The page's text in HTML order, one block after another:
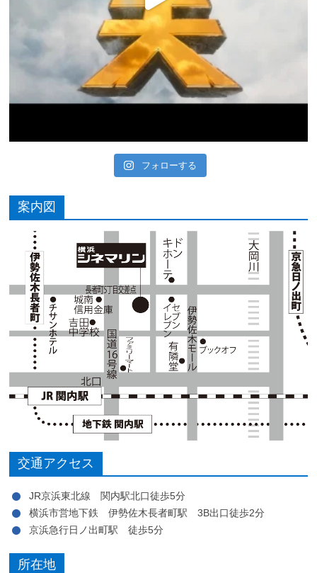
フォローする
案内図
交通アクセス
JR京浜東北線 関内駅北口徒歩5分
横浜市営地下鉄 伊勢佐木長者町駅 3B出口徒歩2分
京浜急行日ノ出町駅 徒歩5分
所在地